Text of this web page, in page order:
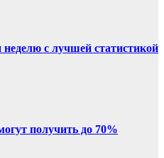
с лучшей статистикой
получить до 70%